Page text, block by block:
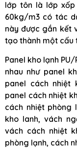
lớp tôn là lớp
60kg/m3 có tác
này được gắn kết
tạo thành một cấu
Panel kho lạnh
nhau như panel
panel cách nhiệt
panel cách nhiệt
cách nhiệt phòng
kho lanh, vách
vách cách nhiệt
phòng lạnh, cách